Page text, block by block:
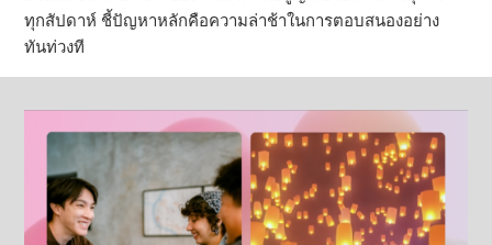
ทุกสัปดาห์ ชี้ปัญหาหลักคือความล่าช้าในการตอบสนองอย่าง
ทันท่วงที